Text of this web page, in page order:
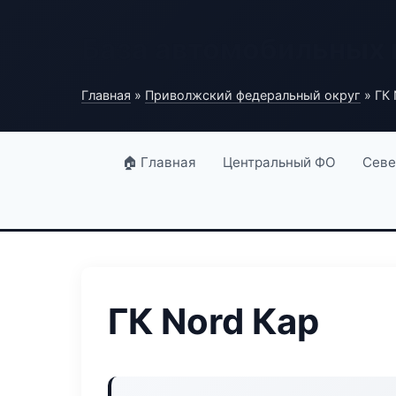
Главная » Приволжский федеральный округ » ГК
🏠 Главная Центральный ФО
ГК Nord Кар